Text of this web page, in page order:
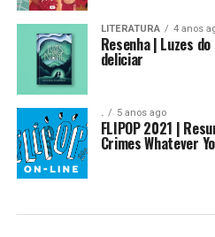
LITERATURA 4 anos
Resenha | Luzes
deliciar
. 5 anos ago
FLIPOP 2021 |
Crimes Whatever